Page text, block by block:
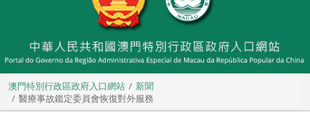
澳門特別行政區政府入口網站
新聞
醫療事故鑑定委員會恢復對外服務